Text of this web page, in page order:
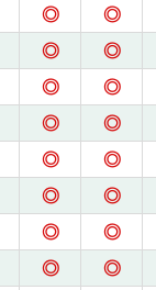
◎ ◎
◎ ◎
◎ ◎
◎ ◎
◎ ◎
◎ ◎
◎ ◎
◎ ◎